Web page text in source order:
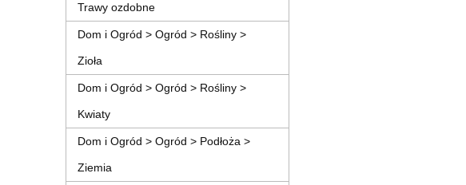
Trawy ozdobne
Dom i Ogród > Ogród > Rośliny >
Zioła
Dom i Ogród > Ogród > Rośliny >
Kwiaty
Dom i Ogród > Ogród > Podłoża >
Ziemia